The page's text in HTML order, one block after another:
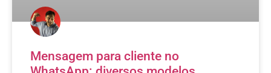
Mensagem para cliente no